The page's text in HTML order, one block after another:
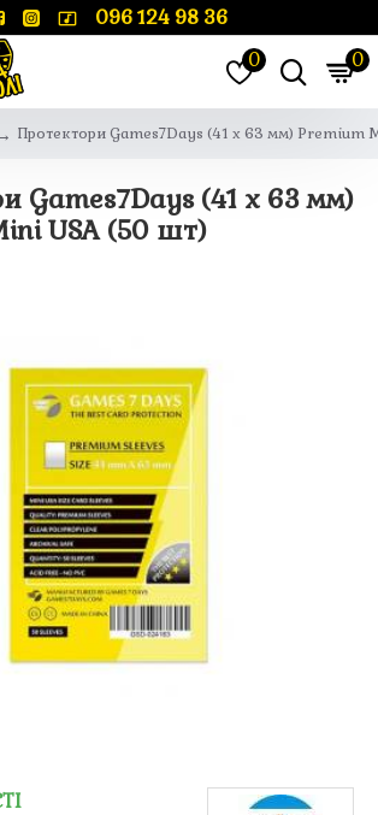
096 124 98 36
0 0
Протектори Games7Days (41 x 63 мм) Premium
Games7Days (41 x 63 мм)
USA (50 шт)